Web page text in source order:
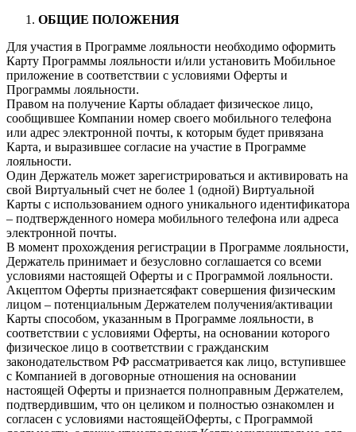
ОБЩИЕ ПОЛОЖЕНИЯ
Для участия в Программе лояльности необходимо оформить
Карту Программы лояльности и/или установить Мобильное
приложение в соответствии с условиями Оферты и
Программы лояльности.
Правом на получение Карты обладает физическое лицо,
сообщившее Компании номер своего мобильного телефона
или адрес электронной почты, к которым будет привязана
Карта, и выразившее согласие на участие в Программе
лояльности.
Один Держатель может зарегистрироваться и активировать на
свой Виртуальный счет не более 1 (одной) Виртуальной
Карты с использованием одного уникального идентификатора
– подтвержденного номера мобильного телефона или адреса
электронной почты.
В момент прохождения регистрации в Программе лояльности,
Держатель принимает и безусловно соглашается со всеми
условиями настоящей Оферты и с Программой лояльности.
Акцептом Оферты признаетсяфакт совершения физическим
лицом – потенциальным Держателем получения/активации
Карты способом, указанным в Программе лояльности, в
соответствии с условиями Оферты, на основании которого
физическое лицо в соответствии с гражданским
законодательством РФ рассматривается как лицо, вступившее
с Компанией в договорные отношения на основании
настоящей Оферты и признается полноправным Держателем,
подтвердившим, что он целиком и полностью ознакомлен и
согласен с условиями настоящейОферты, с Программой